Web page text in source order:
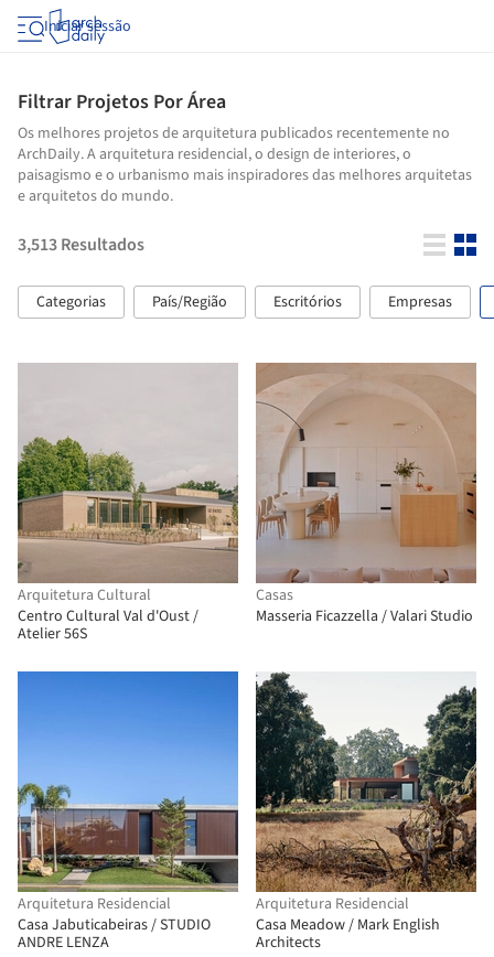
Iniciar sessão
Filtrar Projetos Por Área
Os melhores projetos de arquitetura publicados recentemente no
ArchDaily. A arquitetura residencial, o design de interiores, o
paisagismo e o urbanismo mais inspiradores das melhores arquitetas
e arquitetos do mundo.
3,513Resultados
Categorias País/Região Escritórios Empresas
Arquitetura Cultural
Centro Cultural Val d'Oust /
Atelier 56S
Casas
Masseria Ficazzella / Valari Studio
Arquitetura Residencial
Casa Jabuticabeiras / STUDIO
ANDRE LENZA
Arquitetura Residencial
Casa Meadow / Mark English
Architects